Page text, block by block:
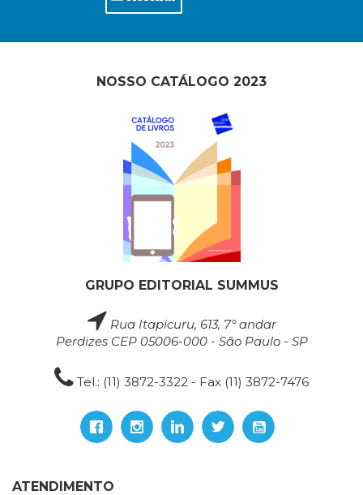
NOSSO CATÁLOGO 2023
GRUPO EDITORIAL SUMMUS
Rua Itapicuru, 613, 7° andar
Perdizes CEP 05006-000 - São Paulo - SP
Tel.: (11) 3872-3322 - Fax (11) 3872-7476
ATENDIMENTO